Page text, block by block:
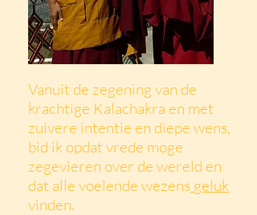
Vanuit de zegening van de
krachtige Kalachakra en met
zuivere intentie en diepe wens,
bid ik opdat vrede moge
zegevieren over de wereld en
dat alle voelende wezens geluk
vinden.